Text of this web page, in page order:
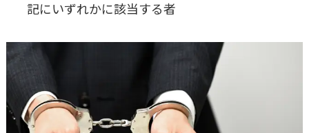
記にいずれかに該当する者